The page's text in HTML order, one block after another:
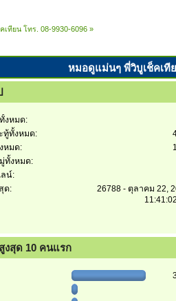
ทียน โทร. 08-9930-6096 »
หมอดูแม่นๆ พี่วิบูเช็คเที
งหมด:
ทู้ทั้งหมด:
หมด:
ทั้งหมด:
ลน์:
ด:
26788 - ตุลาคม 22,
งสุด 10 คนแรก